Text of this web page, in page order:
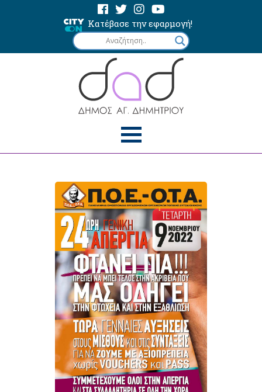
Κατέβασε την εφαρμογή!